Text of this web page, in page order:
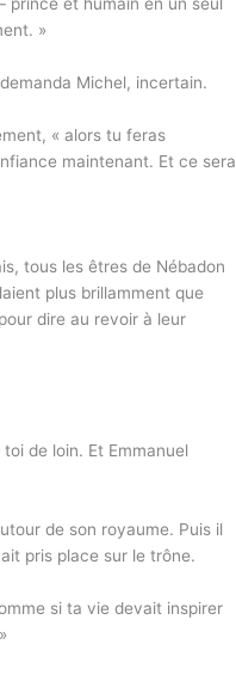
prince et humain en un seul
»
Michel, incertain.
« alors tu feras
maintenant. Et ce sera
tous les êtres de Nébadon
plus brillamment que
dire au revoir à leur
de loin. Et Emmanuel
de son royaume. Puis il
pris place sur le trône.
si ta vie devait inspirer